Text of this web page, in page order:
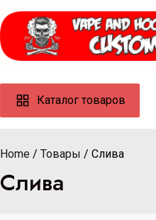
Каталог товаров
Home Товары Слива
Слива